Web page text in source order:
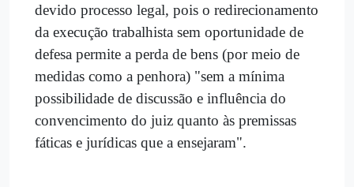
devido processo legal, pois o redirecionamento
da execução trabalhista sem oportunidade de
defesa permite a perda de bens (por meio de
medidas como a penhora) "sem a mínima
possibilidade de discussão e influência do
convencimento do juiz quanto às premissas
fáticas e jurídicas que a ensejaram".